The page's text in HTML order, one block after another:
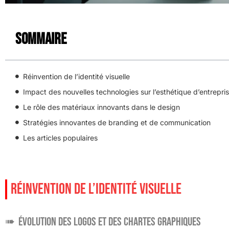
Sommaire
Réinvention de l’identité visuelle
Impact des nouvelles technologies sur l’esthétique
Le rôle des matériaux innovants dans le design
Stratégies innovantes de branding et de communication
Les articles populaires
RÉINVENTION DE L’IDENTITÉ VISUELLE
Évolution des logos et des chartes graphiques